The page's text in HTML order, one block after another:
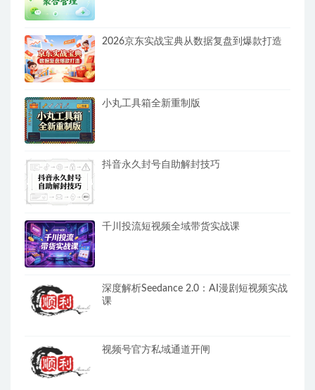
2026京东实战宝典从数据复盘到爆款打造
小丸工具箱全新重制版
抖音永久封号自助解封技巧
千川投流短视频全域带货实战课
深度解析Seedance 2.0：AI漫剧短视频实战
课
视频号官方私域通道开闸